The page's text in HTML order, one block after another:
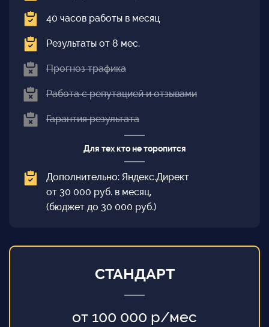
40 часов работы в месяц
Результаты от 8 мес.
Прогноз трафика
Работа с репутацией и отзывами
Гарантия результата
Для тех кто не торопится
Дополнительно: Яндекс.Директ
от 30 000 руб. в месяц,
(бюджет до 30 000 руб.)
СТАНДАРТ
от 100 000 р/мес